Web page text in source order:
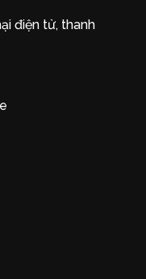
điện tử, thanh